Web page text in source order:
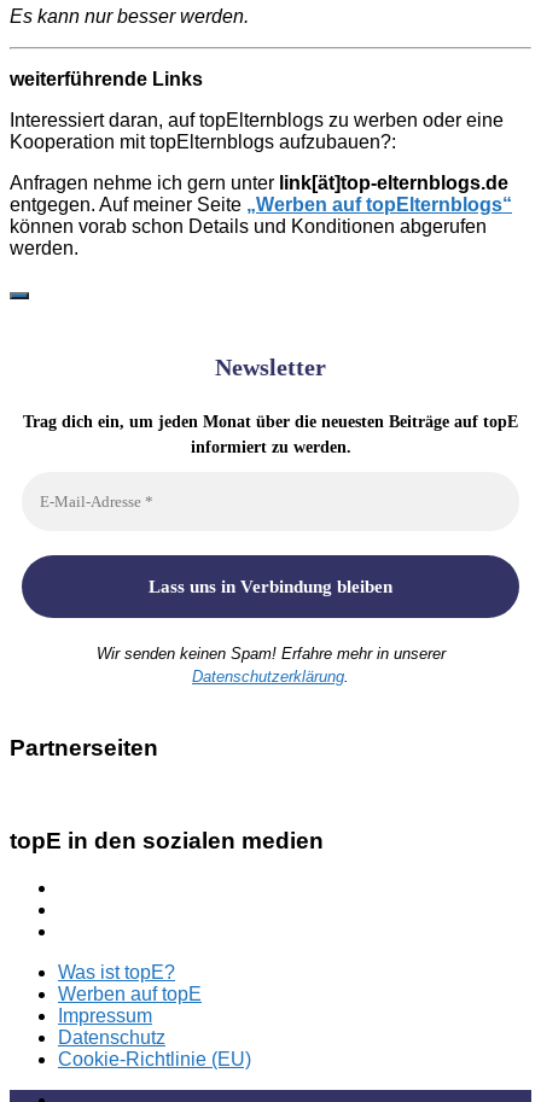
Es kann nur besser werden.
weiterführende Links
Interessiert daran, auf topElternblogs zu werben oder eine
Kooperation mit topElternblogs aufzubauen?:
Anfragen nehme ich gern unter link[ät]top-elternblogs.de
entgegen. Auf meiner Seite „Werben auf topElternblogs“
können vorab schon Details und Konditionen abgerufen
werden.
Newsletter
Trag dich ein, um jeden Monat über die neuesten Beiträge auf topE
informiert zu werden.
Wir senden keinen Spam! Erfahre mehr in unserer
Datenschutzerklärung.
Partnerseiten
topE in den sozialen medien
Was ist topE?
Werben auf topE
Impressum
Datenschutz
Cookie-Richtlinie (EU)